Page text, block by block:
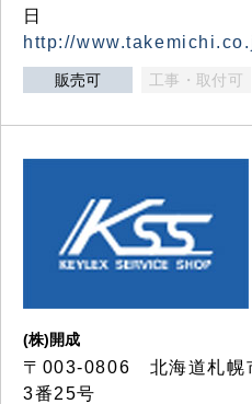
日
http://
販売可 工事・取付可
(株)開成
〒003-0806 北海道札幌
3番25号